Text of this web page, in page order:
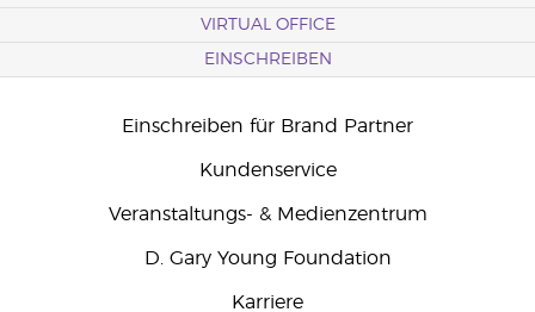
VIRTUAL OFFICE
EINSCHREIBEN
Einschreiben für Brand Partner
Kundenservice
Veranstaltungs- & Medienzentrum
D. Gary Young Foundation
Karriere